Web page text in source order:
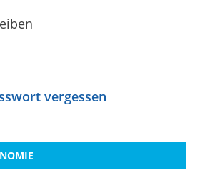
vergessen